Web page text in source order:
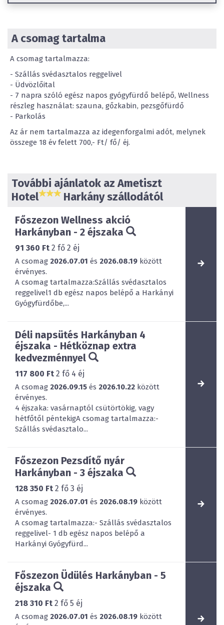
A csomag tartalma
A csomag tartalmazza:
- Szállás svédasztalos reggelivel
- Üdvözlőital
- 7 napra szóló egész napos gyógyfürdő belépő, Wellness
részleg használat: szauna, gőzkabin, pezsgőfürdő
- Parkolás
Az ár nem tartalmazza az idegenforgalmi adót, melynek
összege 18 év felett 700,- Ft/ fő/ éj.
További ajánlatok az Ametiszt
Hotel
Harkány szállodától
Főszezon Wellness akció
Harkányban - 2 éjszaka
91 360 Ft 2 fő 2 éj
A csomag 2026.07.01 és 2026.08.19 között
érvényes.
A csomag tartalmazza:Szállás svédasztalos
reggelivel1 db egész napos belépő a Harkányi
Gyógyfürdőbe,...
Déli napsütés Harkányban 4
éjszaka - Hétköznap extra
kedvezménnyel
117 800 Ft 2 fő 4 éj
A csomag 2026.09.15 és 2026.10.22 között
érvényes.
4 éjszaka: vasárnaptól csütörtökig, vagy
hétfőtől péntekigA csomag tartalmazza:-
Szállás svédasztalo...
Főszezon Pezsdítő nyár
Harkányban - 3 éjszaka
128 350 Ft 2 fő 3 éj
A csomag 2026.07.01 és 2026.08.19 között
érvényes.
A csomag tartalmazza:- Szállás svédasztalos
reggelivel- 1 db egész napos belépő a
Harkányi Gyógyfürd...
Főszezon Üdülés Harkányban - 5
éjszaka
218 310 Ft 2 fő 5 éj
A csomag 2026.07.01 és 2026.08.19 között